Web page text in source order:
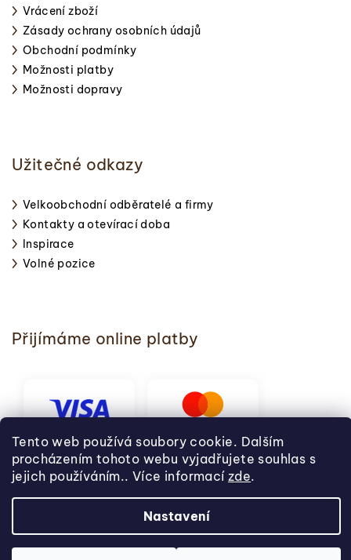
Tento web používá soubory cookie. Dalším
procházením tohoto webu vyjadřujete souhlas s
jejich používáním.. Více informací zde.
Nastavení
Vrácení zboží
Zásady ochrany osobních údajů
Obchodní podmínky
Možnosti platby
Možnosti dopravy
Užitečné odkazy
Velkoobchodní odběratelé a firmy
Kontakty a otevírací doba
Inspirace
Volné pozice
Přijímáme online platby
Copyright 2026Svět pečení. Všechna práva vyhrazena.